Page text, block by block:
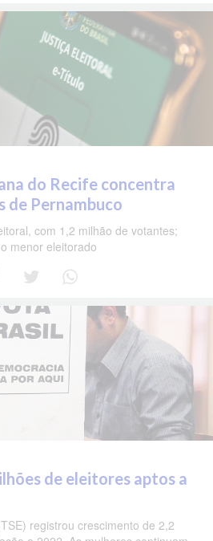
do Recife concentra
de Pernambuco
com 1,2 milhão de votantes;
menor eleitorado
de eleitores aptos a
registrou crescimento de 2,2